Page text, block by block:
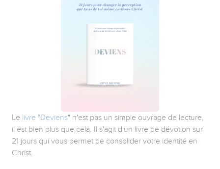
Le livre "Deviens" n'est pas un simple ouvrage de lecture,
il est bien plus que cela. Il s'agit d'un livre de dévotion sur
21 jours qui vous permet de consolider votre identité en
Christ.